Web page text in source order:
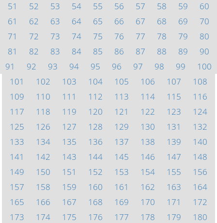
51
52 53 54 55 56 57 58 59
60
61
62 63 64 65 66 67 68 69
70
71
72 73 74 75 76 77 78 79
80
81
82 83 84 85 86 87 88 89
90
91
92 93 94 95 96 97 98 99
100
101
102 103 104 105 106 107
108
109
110 111 112 113 114 115
116
117
118 119 120 121 122 123
124
125
126 127 128 129 130 131
132
133
134 135 136 137 138 139
140
141
142 143 144 145 146 147
148
149
150 151 152 153 154 155
156
157
158 159 160 161 162 163
164
165
166 167 168 169 170 171
172
173
174 175 176 177 178 179
180